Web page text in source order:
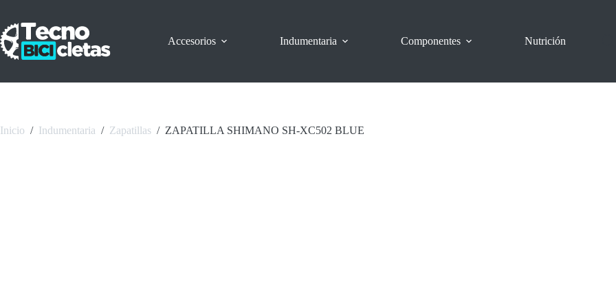
contenido
Accesorios
Indumentaria Componentes Nutrición
Inicio / Indumentaria / Zapatillas / ZAPATILLA SHIMANO SH-XC502 BLUE